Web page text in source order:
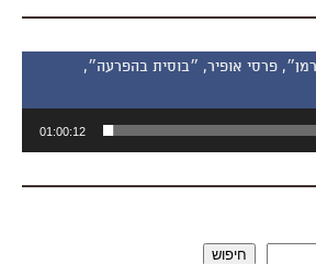
״ספיידרמן״, פרסי אופיר, ״בוסית בהפרעה״,
01:00:12
חיפוש